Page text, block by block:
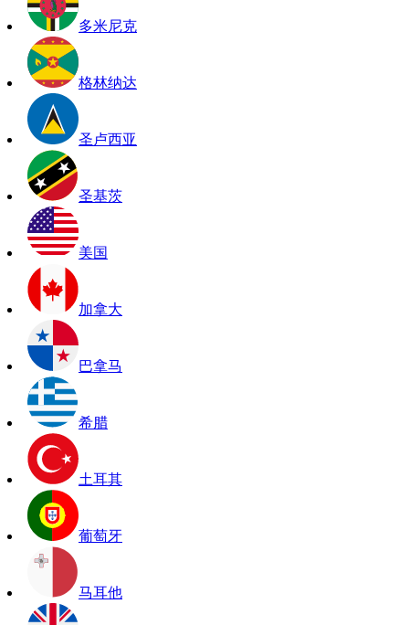
多米尼克
格林纳达
圣卢西亚
圣基茨
美国
加拿大
巴拿马
希腊
土耳其
葡萄牙
马耳他